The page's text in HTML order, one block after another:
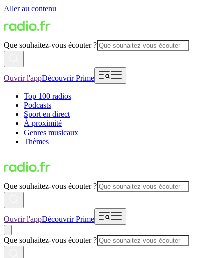
Aller au contenu
Que souhaitez-vous écouter ?
Ouvrir l'appDécouvrir Prime
Top 100 radios
Podcasts
Sport en direct
À proximité
Genres musicaux
Thèmes
Que souhaitez-vous écouter ?
Ouvrir l'appDécouvrir Prime
Que souhaitez-vous écouter ?